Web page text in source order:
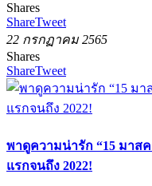
Shares
ShareTweet
22 กรกฏาคม 2565
Shares
ShareTweet
พาดูความน่ารัก “15 มาส
แรกจนถึง 2022!